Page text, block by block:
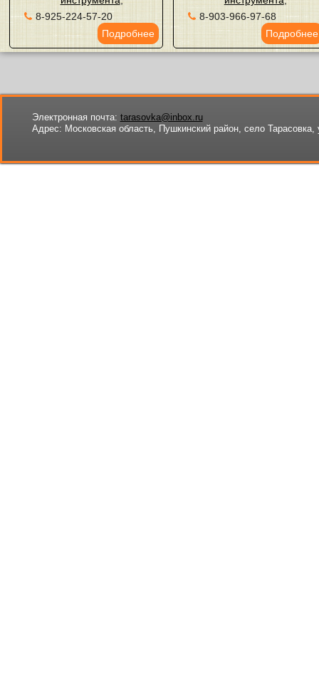
8-925-224-57-20
Подробнее
8-903-966-97-68
Подробнее
Электронная почта: tarasovka@inbox.ru
Адрес: Московская область, Пушкинский район, село